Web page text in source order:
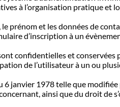
à l’organisation pratique et
prénom et les données de
d’inscription à un
confidentielles et
de l’utilisateur à un ou
janvier 1978 telle que
ainsi que du droit de